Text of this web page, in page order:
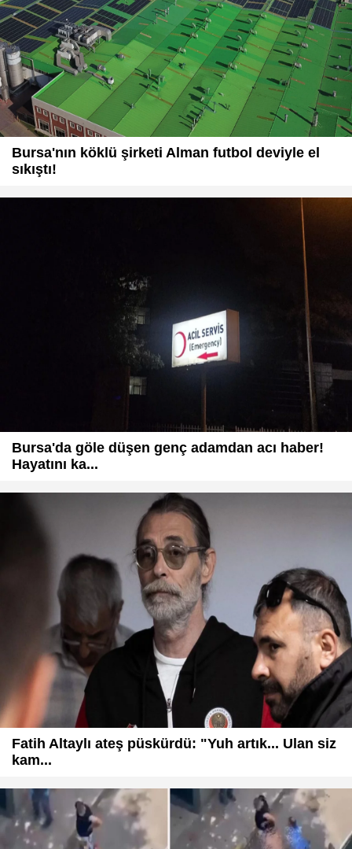
Bursa'nın köklü şirketi Alman futbol deviyle el
sıkıştı!
Bursa'da göle düşen genç adamdan acı haber!
Hayatını ka...
Fatih Altaylı ateş püskürdü: "Yuh artık... Ulan siz
kam...